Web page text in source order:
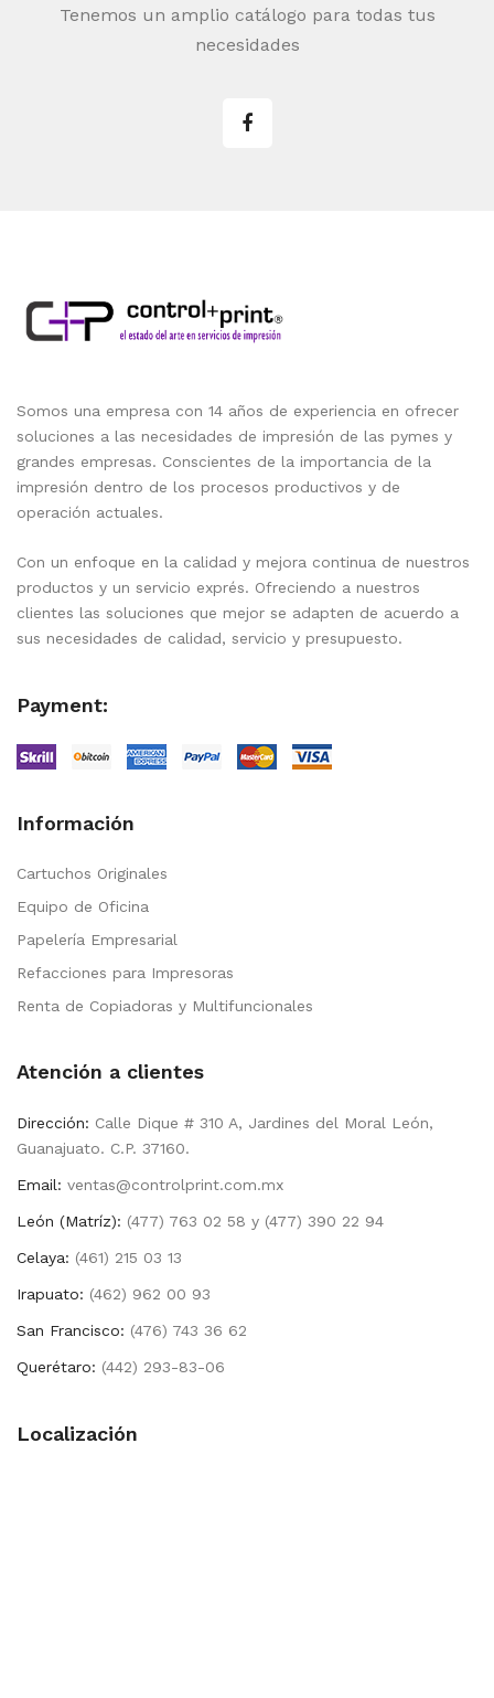
Tenemos un amplio catálogo para todas tus
necesidades
Somos una empresa con 14 años de experiencia en ofrecer
soluciones a las necesidades de impresión de las pymes y
grandes empresas. Conscientes de la importancia de la
impresión dentro de los procesos productivos y de
operación actuales.
Con un enfoque en la calidad y mejora continua de nuestros
productos y un servicio exprés. Ofreciendo a nuestros
clientes las soluciones que mejor se adapten de acuerdo a
sus necesidades de calidad, servicio y presupuesto.
Payment:
Información
Cartuchos Originales
Equipo de Oficina
Papelería Empresarial
Refacciones para Impresoras
Renta de Copiadoras y Multifuncionales
Atención a clientes
Dirección: Calle Dique # 310 A, Jardines del Moral León,
Guanajuato. C.P. 37160.
Email: ventas@controlprint.com.mx
León (Matríz): (477) 763 02 58 y (477) 390 22 94
Celaya: (461) 215 03 13
Irapuato: (462) 962 00 93
San Francisco: (476) 743 36 62
Querétaro: (442) 293-83-06
Localización